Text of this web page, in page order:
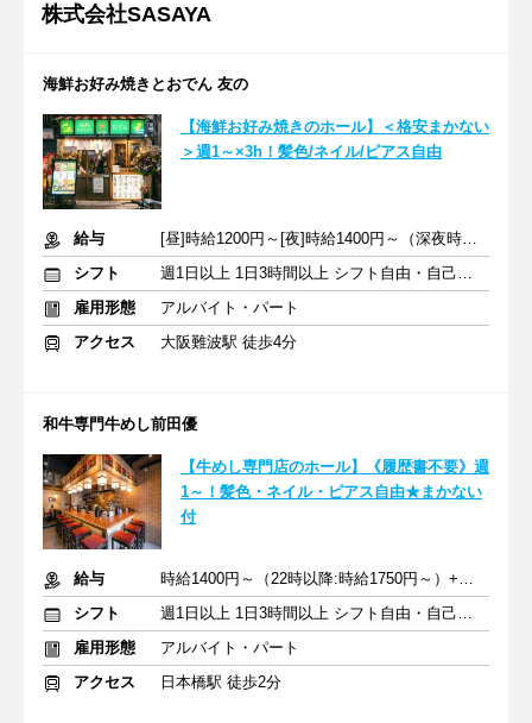
株式会社SASAYA
海鮮お好み焼きとおでん 友の
【海鮮お好み焼きのホール】＜格安まかない
＞週1～×3h！髪色/ネイル/ピアス自由
給与
[昼]時給1200円～[夜]時給1400円～（深夜時給25％UP）+交通費
シフト
週1日以上 1日3時間以上 シフト自由・自己申告
雇用形態
アルバイト・パート
アクセス
大阪難波駅 徒歩4分
和牛専門牛めし前田優
【牛めし専門店のホール】《履歴書不要》週
1～！髪色・ネイル・ピアス自由★まかない
付
給与
時給1400円～（22時以降:時給1750円～）+交通費
シフト
週1日以上 1日3時間以上 シフト自由・自己申告
雇用形態
アルバイト・パート
アクセス
日本橋駅 徒歩2分